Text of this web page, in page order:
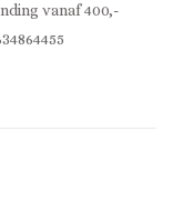
vanaf 400,-